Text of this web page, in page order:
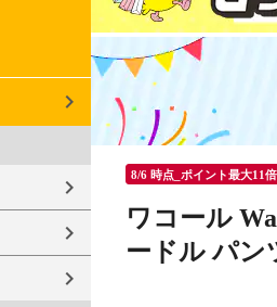
8/6 時点_ポイント最大11倍
ワコール
ードル パン